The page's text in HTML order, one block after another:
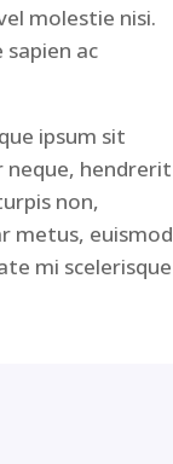
molestie nisi.
ac
ipsum sit
hendrerit
non,
metus, euismod
mi scelerisque